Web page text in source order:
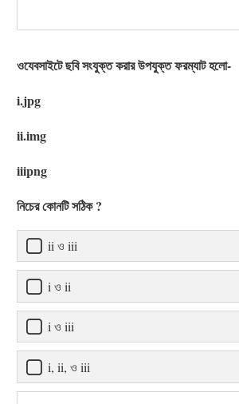
ওযেবসাইটে ছবি সংযুক্ত করার উপযুক্ত ফরম্যাট হলো-
i.jpg
ii.img
iiipng
নিচের কোনটি সঠিক ?
ii ও iii
i ও ii
i ও iii
i, ii, ও iii